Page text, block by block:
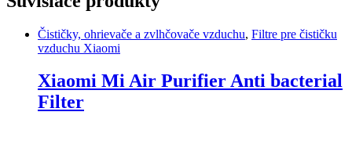
Čističky, ohrievače a zvlhčovače vzduchu, Filtre pre čističku
vzduchu Xiaomi
Xiaomi Mi Air Purifier Anti bacterial
Filter